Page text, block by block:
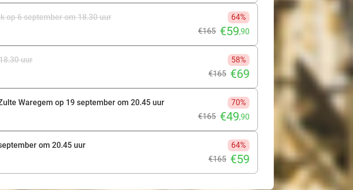
op 6 september om 18.30 uur
64%
€165 €59,90
uur
58%
€165 €69
Waregem op 19 september om 20.45 uur
70%
€165 €49,90
om 20.45 uur
64%
€165 €59